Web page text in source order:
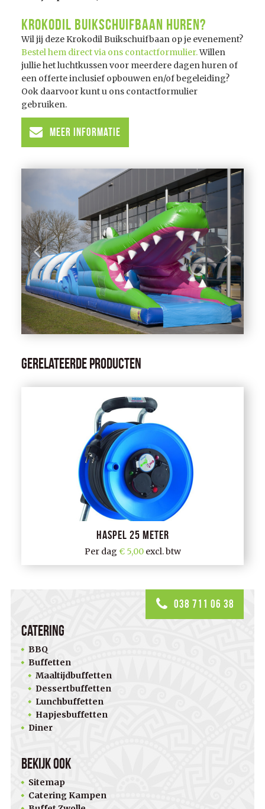
Krokodil Buikschuifbaan huren?
Wil jij deze Krokodil Buikschuifbaan op je evenement?
Bestel hem direct via ons contactformulier.Willen
jullie het luchtkussen voor meerdere dagen huren of
een offerte inclusief opbouwen en/of begeleiding?
Ook daarvoor kunt u ons contactformulier
gebruiken.
Meer informatie
Gerelateerde producten
Haspel 25 meter
Per dag 5,00excl. btw
038 711 06 38
Catering
BBQ
Buffetten
Maaltijdbuffetten
Dessertbuffetten
Lunchbuffetten
Hapjesbuffetten
Diner
Bekijk ook
Sitemap
Catering Kampen